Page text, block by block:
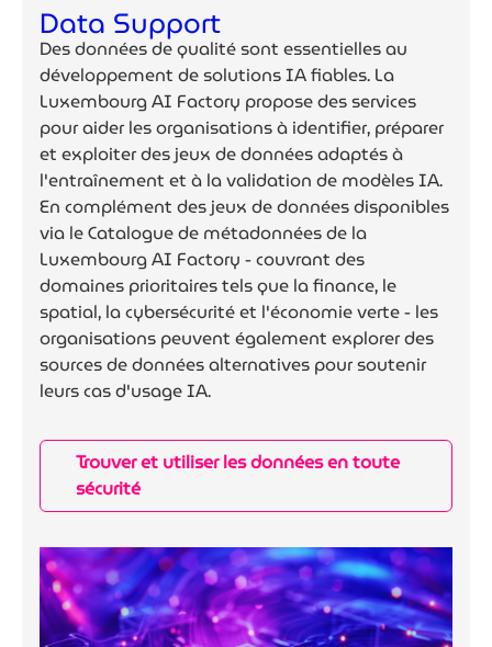
Data Support
Des données de qualité sont essentielles au
développement de solutions IA fiables. La
Luxembourg AI Factory propose des services
pour aider les organisations à identifier, préparer
et exploiter des jeux de données adaptés à
l'entraînement et à la validation de modèles IA.
En complément des jeux de données disponibles
via le Catalogue de métadonnées de la
Luxembourg AI Factory - couvrant des
domaines prioritaires tels que la finance, le
spatial, la cybersécurité et l'économie verte - les
organisations peuvent également explorer des
sources de données alternatives pour soutenir
leurs cas d'usage IA.
Trouver et utiliser les données en toute
sécurité